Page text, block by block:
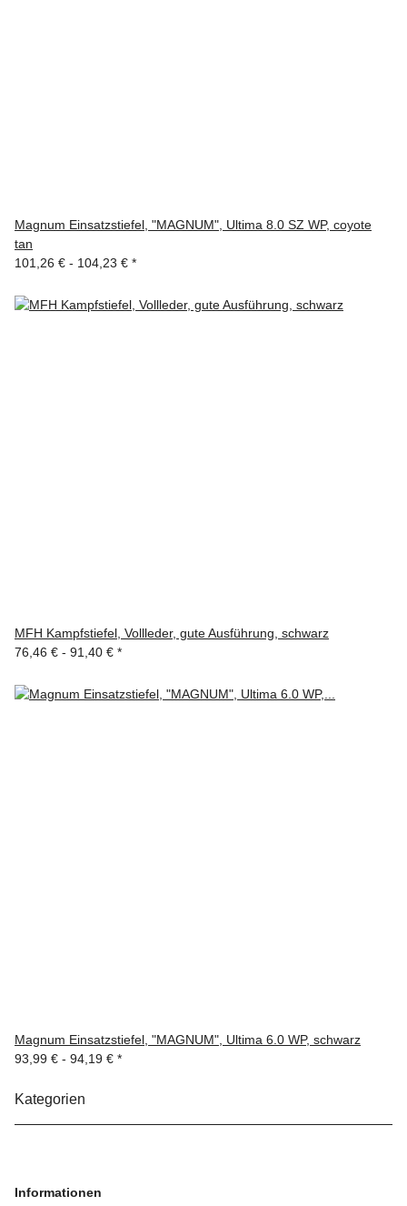
Magnum Einsatzstiefel, "MAGNUM", Ultima 8.0 SZ WP, coyote
tan
101,26 € - 104,23 € *
MFH Kampfstiefel, Vollleder, gute Ausführung, schwarz
76,46 € - 91,40 € *
Magnum Einsatzstiefel, "MAGNUM", Ultima 6.0 WP, schwarz
93,99 € - 94,19 € *
Kategorien
Informationen